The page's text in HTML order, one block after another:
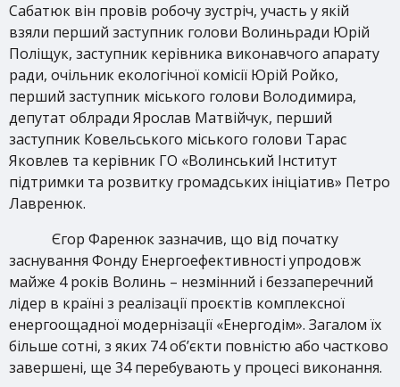
Сабатюк він провів робочу зустріч, участь у якій
взяли перший заступник голови Волиньради Юрій
Поліщук, заступник керівника виконавчого апарату
ради, очільник екологічної комісії Юрій Ройко,
перший заступник міського голови Володимира,
депутат облради Ярослав Матвійчук, перший
заступник Ковельського міського голови Тарас
Яковлев та керівник ГО «Волинський Інститут
підтримки та розвитку громадських ініціатив» Петро
Лавренюк.
Єгор Фаренюк зазначив, що від початку
заснування Фонду Енергоефективності упродовж
майже 4 років Волинь – незмінний і беззаперечний
лідер в країні з реалізації проєктів комплексної
енергоощадної модернізації «Енергодім». Загалом їх
більше сотні, з яких 74 об’єкти повністю або частково
завершені, ще 34 перебувають у процесі виконання.